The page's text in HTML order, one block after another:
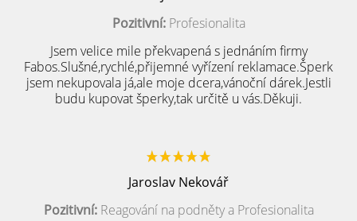
Pozitivní:Profesionalita
Jsem velice mile překvapená s jednáním firmy
Fabos.Slušné,rychlé,přijemné vyřízení reklamace.Šperk
jsem nekupovala já,ale moje dcera,vánoční dárek.Jestli
budu kupovat šperky,tak určitě u vás.Děkuji.
Jaroslav Nekovář
Pozitivní:Reagování na podněty a Profesionalita